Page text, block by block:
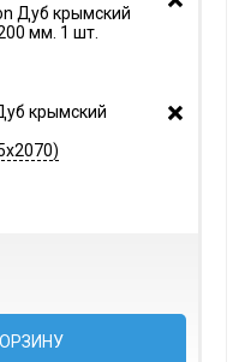
Дуб крымский
мм. 1 шт.
крымский